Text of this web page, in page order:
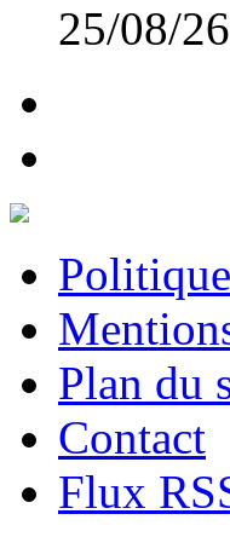
25/08/26
Plan du
Contact
Flux